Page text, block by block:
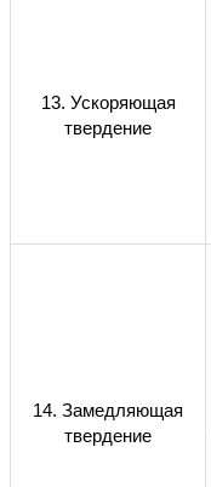
13. Ускоряющая
твердение
14. Замедляющая
твердение